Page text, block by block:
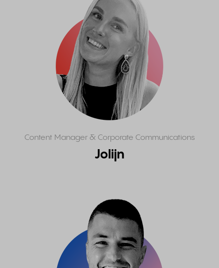
Content Manager & Corporate Communications
Jolijn